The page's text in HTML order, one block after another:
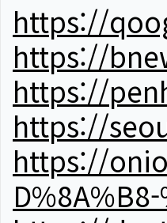
https://
https://
https://
https://
https://